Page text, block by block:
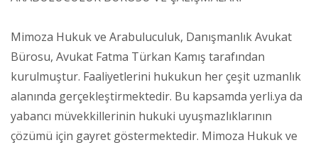
Mimoza Hukuk ve Arabuluculuk, Danışmanlık Avukat
Bürosu, Avukat Fatma Türkan Kamış tarafından
kurulmuştur. Faaliyetlerini hukukun her çeşit uzmanlık
alanında gerçekleştirmektedir. Bu kapsamda yerli.ya da
yabancı müvekkillerinin hukuki uyuşmazlıklarının
çözümü için gayret göstermektedir. Mimoza Hukuk ve